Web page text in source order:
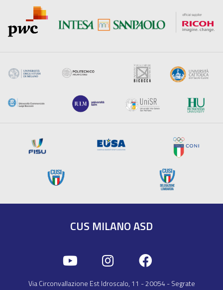
CUS MILANO ASD
Via Circonvallazione Est Idroscalo, 11 -20054-Segrate